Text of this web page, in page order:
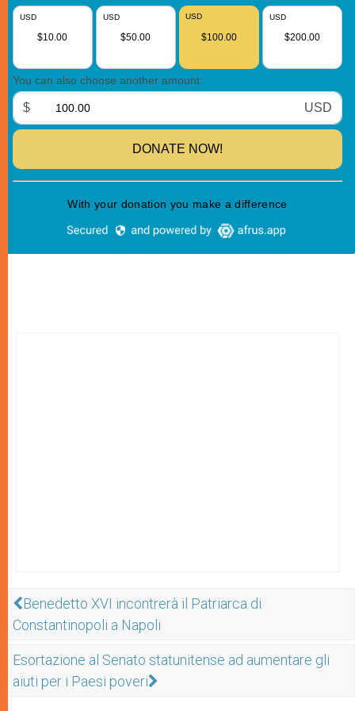
Benedetto XVI incontrerà il Patriarca di
Constantinopoli a Napoli
Esortazione al Senato statunitense ad aumentare gli
aiuti per i Paesi poveri